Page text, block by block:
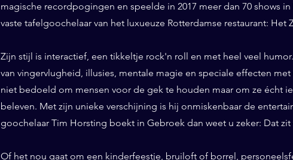
magische recordpogingen en speelde in 2017 meer dan 70 shows in
vaste tafelgoochelaar van het luxueuze Rotterdamse restaurant: Het
Zijn stijl is interactief, een tikkeltje rock'n roll en met heel veel
van vingervlugheid, illusies, mentale magie en speciale effecten met
niet bedoeld om mensen voor de gek te houden maar om ze écht
beleven. Met zijn unieke verschijning is hij onmiskenbaar de
goochelaar Tim Horsting boekt in Gebroek dan weet u zeker: Dat zit
Of het nou gaat om een kinderfeestje, bruiloft of borrel,